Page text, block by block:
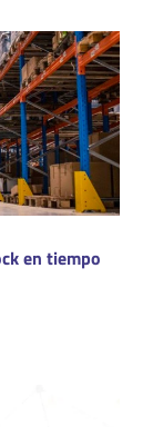
en tiempo